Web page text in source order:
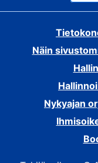
Näin
Nykyajan